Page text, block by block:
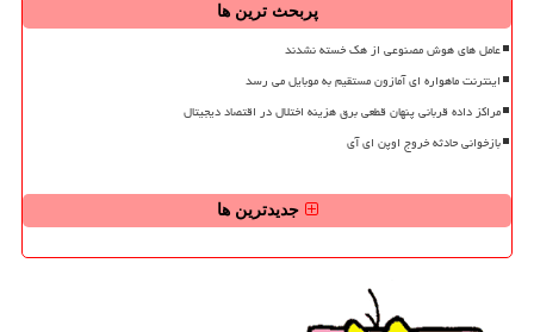
پربحث ترین ها
عامل های هوش مصنوعی از هک خسته نشدند
اینترنت ماهواره ای آمازون مستقیم به موبایل می رسد
مراکز داده قربانی پنهان قطعی برق هزینه اختلال در اقتصاد دیجیتال
بازخوانی حادثه خروج اوپن ای آی
جدیدترین ها